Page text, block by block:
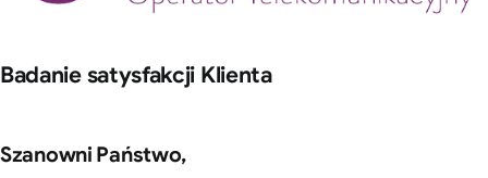
Badanie satysfakcji Klienta
Szanowni Państwo,